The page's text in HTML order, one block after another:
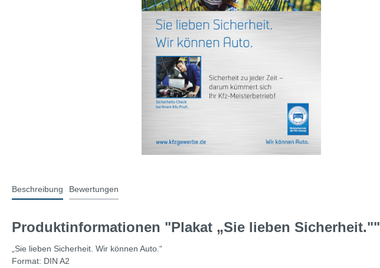
Werbematerialien
Beschreibung Bewertungen
Produktinformationen "Plakat „Sie lieben Sicherheit.""
„Sie lieben Sicherheit. Wir können Auto.“
Format: DIN A2